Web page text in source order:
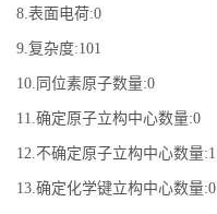
8.表面电荷:0
9.复杂度:101
10.同位素原子数量:0
11.确定原子立构中心数量:0
12.不确定原子立构中心数量:1
13.确定化学键立构中心数量:0